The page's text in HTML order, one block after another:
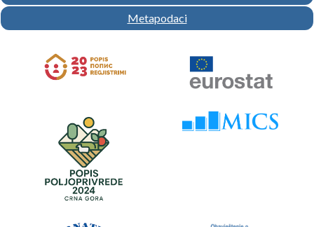
Metapodaci